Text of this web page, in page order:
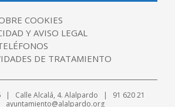
COOKIES
Y AVISO LEGAL
DE TRATAMIENTO
| Calle Alcalá, 4. Alalpardo | 91 620 21